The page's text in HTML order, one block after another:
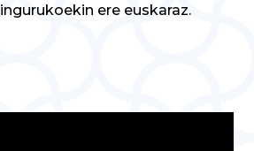
ere euskaraz.